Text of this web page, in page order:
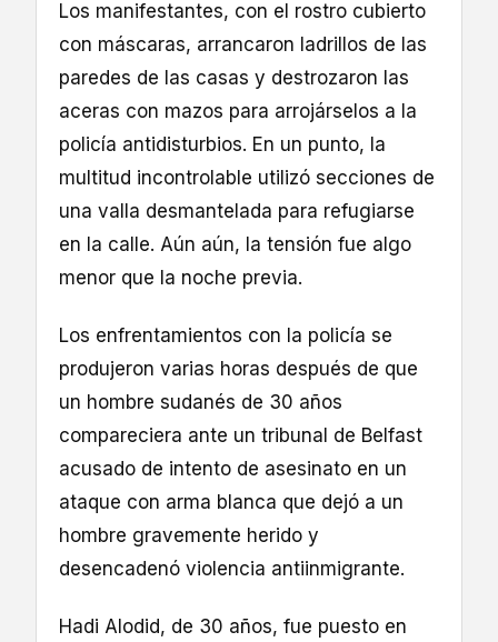
Los manifestantes, con el rostro cubierto
con máscaras, arrancaron ladrillos de las
paredes de las casas y destrozaron las
aceras con mazos para arrojárselos a la
policía antidisturbios. En un punto, la
multitud incontrolable utilizó secciones de
una valla desmantelada para refugiarse
en la calle. Aún aún, la tensión fue algo
menor que la noche previa.
Los enfrentamientos con la policía se
produjeron varias horas después de que
un hombre sudanés de 30 años
compareciera ante un tribunal de Belfast
acusado de intento de asesinato en un
ataque con arma blanca que dejó a un
hombre gravemente herido y
desencadenó violencia antiinmigrante.
Hadi Alodid, de 30 años, fue puesto en